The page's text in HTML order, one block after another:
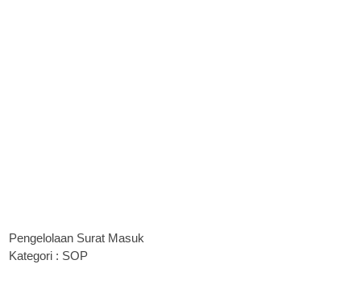
Pengelolaan Surat Masuk
Kategori : SOP